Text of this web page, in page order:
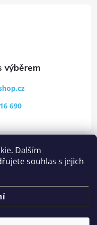
Dalším
souhlas s jejich
690